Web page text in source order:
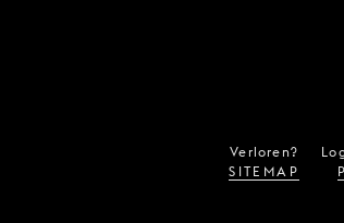
Verloren?
SITEMAP